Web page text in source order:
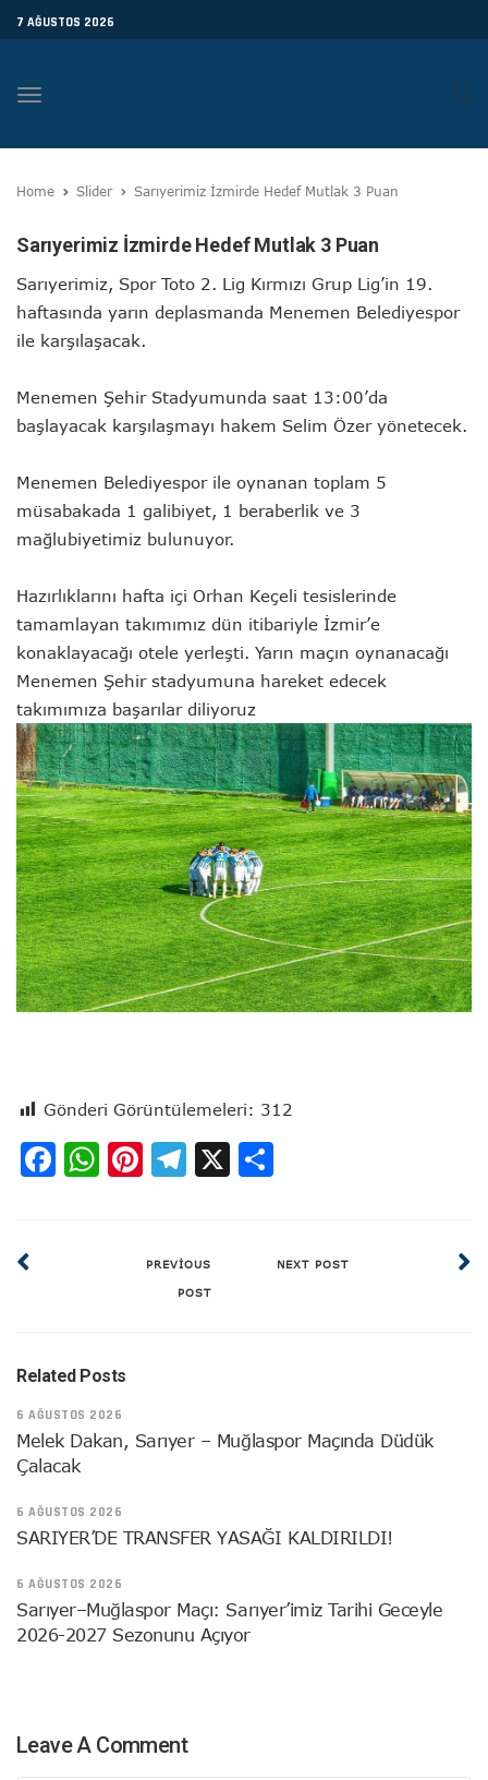
7 AĞUSTOS 2026
Toggle
Home Slider Sarıyerimiz İzmirde Hedef Mutlak 3 Puan
Sarıyerimiz İzmirde Hedef Mutlak 3 Puan
Sarıyerimiz, Spor Toto 2. Lig Kırmızı Grup Lig’in 19.
haftasında yarın deplasmanda Menemen Belediyespor
ile karşılaşacak.
Menemen Şehir Stadyumunda saat 13:00’da
başlayacak karşılaşmayı hakem Selim Özer yönetecek.
Menemen Belediyespor ile oynanan toplam 5
müsabakada 1 galibiyet, 1 beraberlik ve 3
mağlubiyetimiz bulunuyor.
Hazırlıklarını hafta içi Orhan Keçeli tesislerinde
tamamlayan takımımız dün itibariyle İzmir’e
konaklayacağı otele yerleşti. Yarın maçın oynanacağı
Menemen Şehir stadyumuna hareket edecek
takımımıza başarılar diliyoruz
Gönderi Görüntülemeleri: 312
Facebook
WhatsApp
Pinterest
Telegram
X
PREVIOUS
POST
NEXT POST
Related Posts
6 AĞUSTOS 2026
Melek Dakan, Sarıyer – Muğlaspor Maçında Düdük
Çalacak
6 AĞUSTOS 2026
SARIYER’DE TRANSFER YASAĞI KALDIRILDI!
6 AĞUSTOS 2026
Sarıyer–Muğlaspor Maçı: Sarıyer’imiz Tarihi Geceyle
2026-2027 Sezonunu Açıyor
Leave A Comment